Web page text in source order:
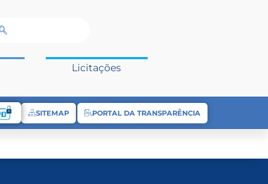
Licitações
SITEMAP PORTAL DA TRANSPARÊNCIA